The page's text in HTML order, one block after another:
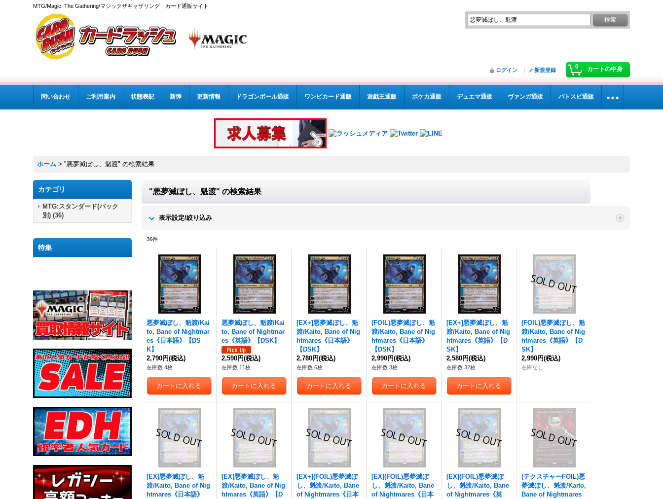
MTG/Magic: The Gathering/マジックザギャザリング カード通販サイト
0 カートの中身
ログイン 新規登録
問い合わせ ご利用案内 状態表記 新弾 更新情報 ドラゴンボール通販 ワンピカード通販 遊戯王通販 ポケカ通販 デュエマ通販 ヴァンガ通販 バトスピ通販
ホーム > "悪夢滅ぼし、魁渡" の検索結果
カテゴリ
MTG:スタンダード(パック
別) (36)
特集
"悪夢滅ぼし、魁渡" の検索結果
表示設定/絞り込み
36件
悪夢滅ぼし、魁渡/Kai
to, Bane of Nightmar
es《日本語》【DS
K】
2,790円(税込)
在庫数 4枚
悪夢滅ぼし、魁渡/Kai
to, Bane of Nightmar
es《英語》【DSK】
2,590円(税込)
在庫数 11枚
[EX+]悪夢滅ぼし、魁
渡/Kaito, Bane of Nig
htmares《日本語》
【DSK】
2,780円(税込)
在庫数 6枚
(FOIL)悪夢滅ぼし、魁
渡/Kaito, Bane of Nig
htmares《日本語》
【DSK】
2,990円(税込)
在庫数 3枚
[EX+]悪夢滅ぼし、魁
渡/Kaito, Bane of Nig
htmares《英語》【D
SK】
2,580円(税込)
在庫数 32枚
(FOIL)悪夢滅ぼし、魁
渡/Kaito, Bane of Nig
htmares《英語》【D
SK】
2,990円(税込)
在庫なし
[EX]悪夢滅ぼし、魁
渡/Kaito, Bane of Nig
htmares《日本語》
[EX]悪夢滅ぼし、魁
渡/Kaito, Bane of Nig
htmares《英語》【D
[EX+](FOIL)悪夢滅ぼ
し、魁渡/Kaito, Bane
of Nightmares《日本
[EX](FOIL)悪夢滅ぼ
し、魁渡/Kaito, Bane
of Nightmares《日本
[EX](FOIL)悪夢滅ぼ
し、魁渡/Kaito, Bane
of Nightmares《英
(テクスチャーFOIL)悪
夢滅ぼし、魁渡/Kaito,
Bane of Nightmares